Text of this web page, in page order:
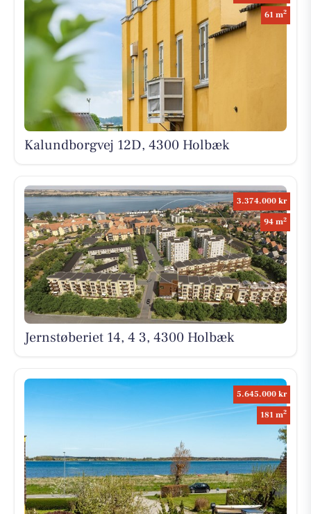
61 m2
Kalundborgvej 12D, 4300 Holbæk
3.374.000 kr
94 m2
Jernstøberiet 14, 4 3, 4300 Holbæk
5.645.000 kr
181 m2